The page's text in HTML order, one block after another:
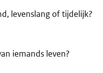
levenslang of tijdelijk?
iemands leven?